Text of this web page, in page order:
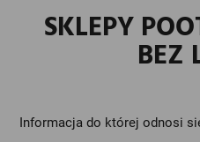
SKLEPY
BEZ
Informacja do której odnosi